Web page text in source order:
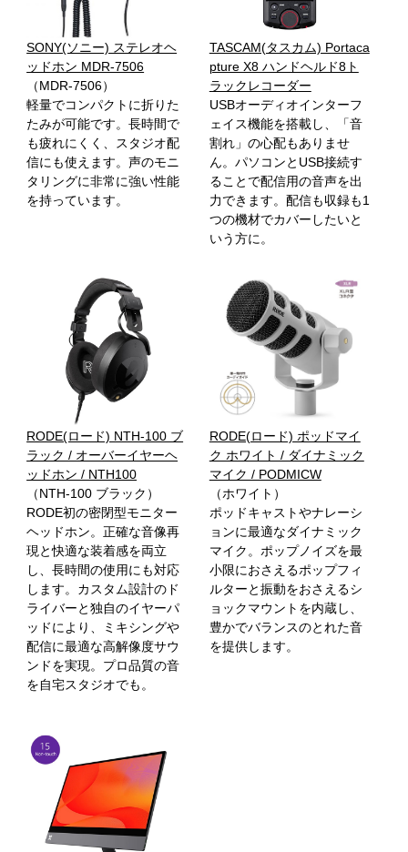
SONY(ソニー) ステレオヘ
ッドホン MDR-7506
（MDR-7506）
軽量でコンパクトに折りた
たみが可能です。長時間で
も疲れにくく、スタジオ配
信にも使えます。声のモニ
タリングに非常に強い性能
を持っています。
TASCAM(タスカム) Portaca
pture X8 ハンドヘルド8ト
ラックレコーダー
USBオーディオインターフ
ェイス機能を搭載し、「音
割れ」の心配もありませ
ん。パソコンとUSB接続す
ることで配信用の音声を出
力できます。配信も収録も1
つの機材でカバーしたいと
いう方に。
RODE(ロード) NTH-100 ブ
ラック / オーバーイヤーヘ
ッドホン / NTH100
（NTH-100 ブラック）
RODE初の密閉型モニター
ヘッドホン。正確な音像再
現と快適な装着感を両立
し、長時間の使用にも対応
します。カスタム設計のド
ライバーと独自のイヤーパ
ッドにより、ミキシングや
配信に最適な高解像度サウ
ンドを実現。プロ品質の音
を自宅スタジオでも。
RODE(ロード) ポッドマイ
ク ホワイト / ダイナミック
マイク / PODMICW
（ホワイト）
ポッドキャストやナレーシ
ョンに最適なダイナミック
マイク。ポップノイズを最
小限におさえるポップフィ
ルターと振動をおさえるシ
ョックマウントを内蔵し、
豊かでバランスのとれた音
を提供します。